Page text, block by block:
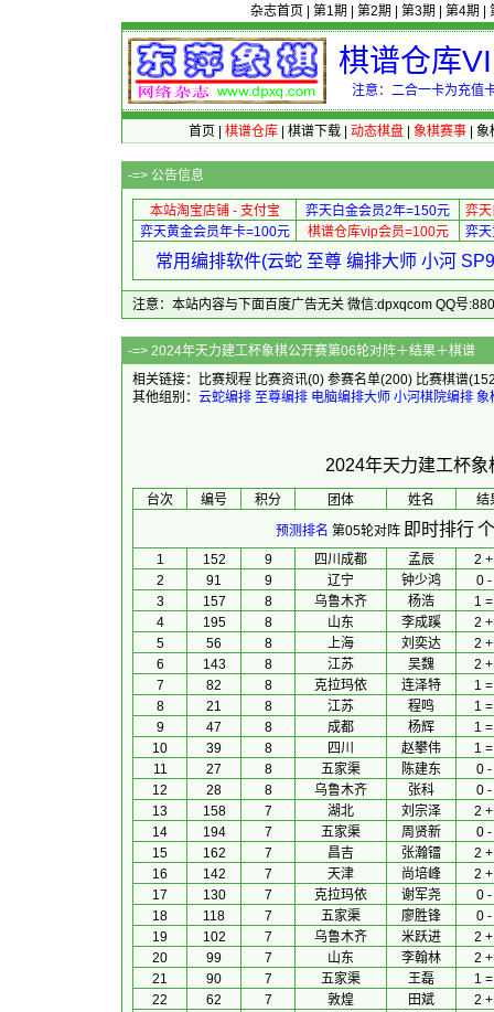
杂志首页 第1期 第2期 第3期 第4期
棋谱仓库
注意：二合一卡为充值
首页 棋谱仓库| 棋谱下载| 动态棋盘| 象棋赛事| 象
-=> 公告信息
本站淘宝店铺 - 支付宝 弈天白金会员2年=150元
弈
弈天黄金会员年卡=100元
棋谱仓库vip会员=100元 弈
常用编排软件(云蛇 至尊 编排大师 小河
注意：本站内容与下面百度广告无关 微信:dpxqcom QQ号
-=> 2024年天力建工杯象棋公开
相关链接：
比赛规程 比赛资讯(0) 参赛名单(200) 比赛棋谱
其他组别： 云蛇编排 至尊编排 电脑编排大师 小河棋院编排 象
2024年天力建工杯
台次 编号 积分 团体 姓名
结
预测排名 第05轮对阵 即时排行
1 152 9 四川成都 孟辰
2
2
91 9 辽宁 钟少鸿
0 -
3
157 8 乌鲁木齐 杨浩
1
4
195 8 山东 李成蹊
2
5
56 8 上海 刘奕达
2
6
143 8 江苏 吴魏
2
7
82 8 克拉玛依 连泽特
1
8
21 8 江苏 程鸣
1
9
47 8 成都 杨辉
1
10
39 8 四川 赵攀伟
1
11
27 8 五家渠 陈建东
0 -
12
28 8 乌鲁木齐 张科
0 -
13
158 7 湖北 刘宗泽
2
14
194 7 五家渠 周贤新
0 -
15
162 7 昌吉 张瀚镭
2
16
142 7 天津 尚培峰
2
17
130 7 克拉玛依 谢军尧
0 -
18
118 7 五家渠 廖胜锋
0 -
19
102 7 乌鲁木齐 米跃进
2
20
99 7 山东 李翰林
2
21
90 7 五家渠 王磊
1
22
62 7 敦煌 田斌
2